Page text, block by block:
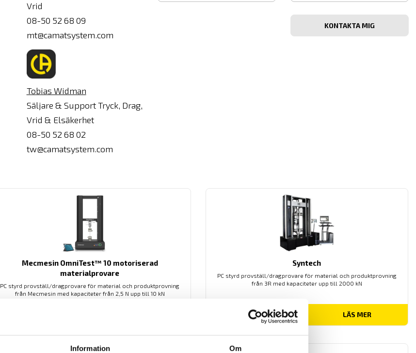
Information Om
Vrid
08-50 52 68 09
mt@camatsystem.com
Tobias Widman
Säljare & Support Tryck, Drag,
Vrid & Elsäkerhet
08-50 52 68 02
tw@camatsystem.com
Bekräfta
Mecmesin OmniTest™ 10 motoriserad
materialprovare
PC styrd provställ/dragprovare för material och produktprovning
från Mecmesin med kapaciteter från 2,5 N upp till 10 kN
Syntech
PC styrd provställ/dragprovare för material och produktprovning
från 3R med kapaciteter upp till 2000 kN
LÄS MER